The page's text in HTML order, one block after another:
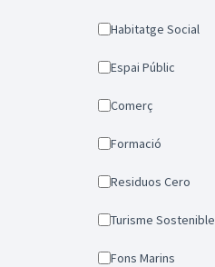
Habitatge Social
Espai Públic
Comerç
Formació
Residuos Cero
Turisme Sostenible
Fons Marins